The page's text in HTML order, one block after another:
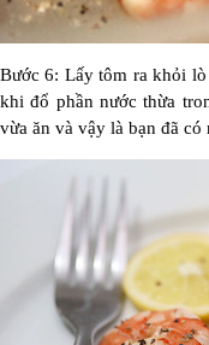
Bước 6: Lấy tôm ra khỏi
khi đổ phần nước thừa
vừa ăn và vậy là bạn đã